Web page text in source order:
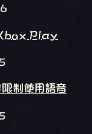
Play
制使用語音